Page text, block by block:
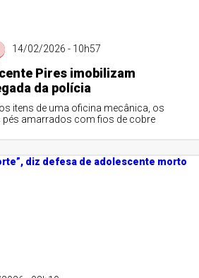
14/02/2026 - 10h57
Pires imobilizam
da polícia
itens de uma oficina mecânica, os
amarrados com fios de cobre